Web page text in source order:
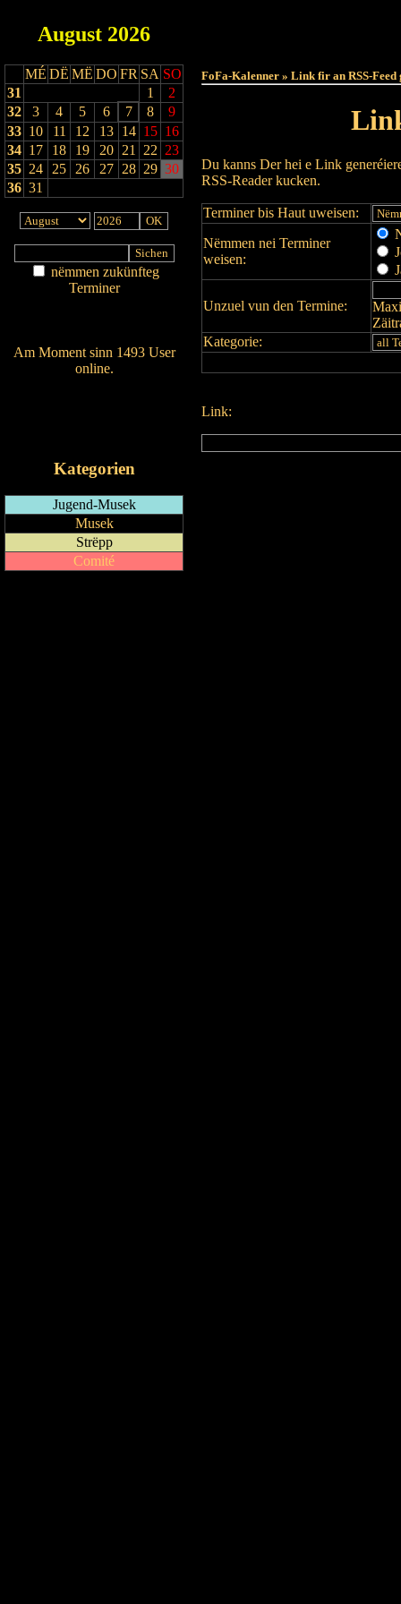
August 2026
MÉ DË MË DO FR SA SO
31
1
2
32
3 4 5 6 7 8
9
33 10 11 12 13 14 15 16
34 17 18 19 20 21 22 23
35 24 25 26 27 28 29 30
36 31
nëmmen zukünfteg
Terminer
Am Moment sinn 1493 User
online.
Kategorien
Jugend-Musek
Musek
Strëpp
Comité
FoFa-Kalenner » Link fir an RSS-Feed
Du kanns Der hei e Link
RSS-Reader kucken.
Terminer bis Haut uweisen:
Nëmmen nei Terminer
weisen:
Unzuel vun den Termine:
Kategorie:
Link: